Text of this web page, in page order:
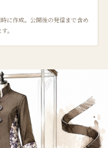
に作成。公開後の発信まで含め
。